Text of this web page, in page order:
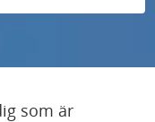
som är